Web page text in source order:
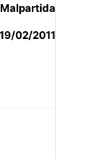
02/2011